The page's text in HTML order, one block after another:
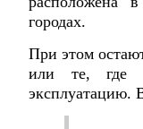
городах.
При этом
или те, где
эксплуатацию.